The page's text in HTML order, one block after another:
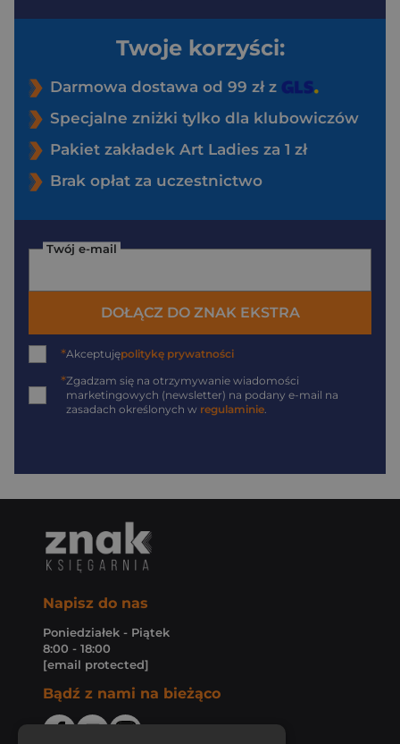
Twoje korzyści:
Darmowa dostawa od 99 zł z
Specjalne zniżki tylko dla klubowiczów
Pakiet zakładek Art Ladies za 1 zł
Brak opłat za uczestnictwo
Twój e-mail
DOŁĄCZ DO ZNAK EKSTRA
*Akceptujępolitykę prywatności
*Zgadzam się na otrzymywanie wiadomości
marketingowych (newsletter) na podany e-mail na
zasadach określonych w regulaminie.
Napisz do nas
Poniedziałek - Piątek
8:00 - 18:00
[email protected]
Bądź z nami na bieżąco